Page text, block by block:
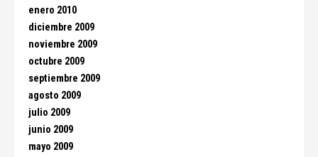
enero 2010
diciembre 2009
noviembre 2009
octubre 2009
septiembre 2009
agosto 2009
julio 2009
junio 2009
mayo 2009